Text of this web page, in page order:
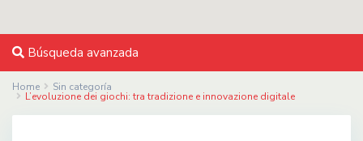
Búsqueda avanzada
Home Sin categoría
L’evoluzione dei giochi: tra tradizione e innovazione digitale